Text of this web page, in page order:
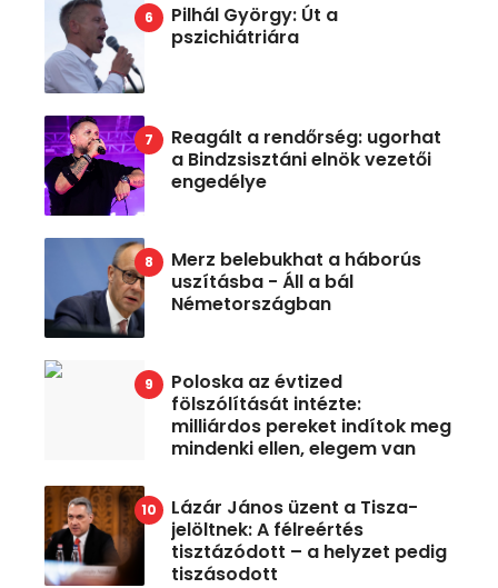
Pilhál György: Út a
pszichiátriára
Reagált a rendőrség: ugorhat
a Bindzsisztáni elnök vezetői
engedélye
Merz belebukhat a háborús
uszításba - Áll a bál
Németországban
Poloska az évtized
fölszólítását intézte:
milliárdos pereket indítok meg
mindenki ellen, elegem van
Lázár János üzent a Tisza-
jelöltnek: A félreértés
tisztázódott – a helyzet pedig
tiszásodott